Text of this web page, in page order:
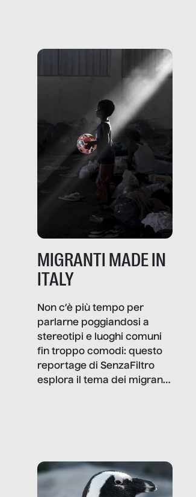
la sanità, la ristorazione,
la scuola, le fabbriche,
amministrazione, l’edilizia,
MIGRANTI MADE IN
ITALY
Non c’è più tempo per
parlarne poggiandosi a
stereotipi e luoghi comuni
fin troppo comodi: questo
reportage di SenzaFiltro
esplora il tema dei migranti
ripensano.